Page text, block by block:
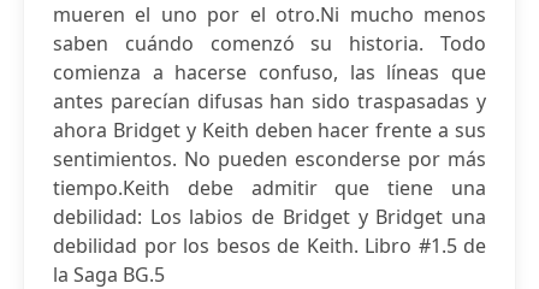
mueren el uno por el otro.Ni mucho menos
saben cuándo comenzó su historia. Todo
comienza a hacerse confuso, las líneas que
antes parecían difusas han sido traspasadas y
ahora Bridget y Keith deben hacer frente a sus
sentimientos. No pueden esconderse por más
tiempo.Keith debe admitir que tiene una
debilidad: Los labios de Bridget y Bridget una
debilidad por los besos de Keith. Libro #1.5 de
la Saga BG.5